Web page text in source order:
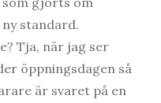
standard.
Tja, när jag ser
öppningsdagen så
är svaret på en